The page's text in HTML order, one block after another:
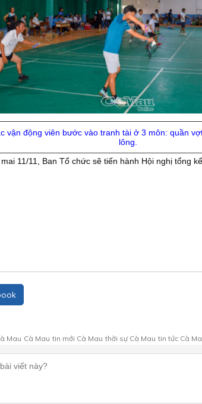
vận động viên bước vào tranh tài ở 3 môn: quần
lông.
11/11, Ban Tổ chức sẽ tiến hành Hội nghị tổng
Mau Cà Mau tin mới Cà Mau thời sự Cà Mau tin tức Cà